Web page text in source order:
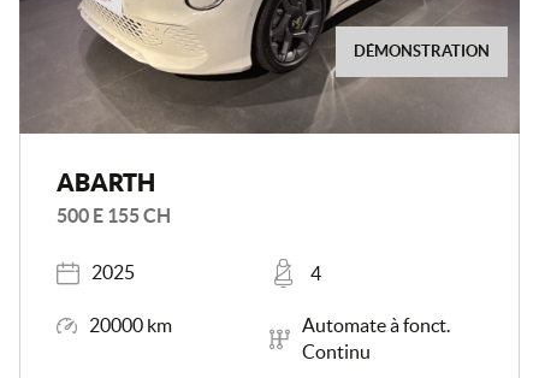
DÉMONSTRATION
ABARTH
500 E 155 CH
Année
2025
Places
4
20000 km
Automate à fonct.
Continu